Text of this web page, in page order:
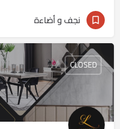
نجف و أضاءة
CLOSED